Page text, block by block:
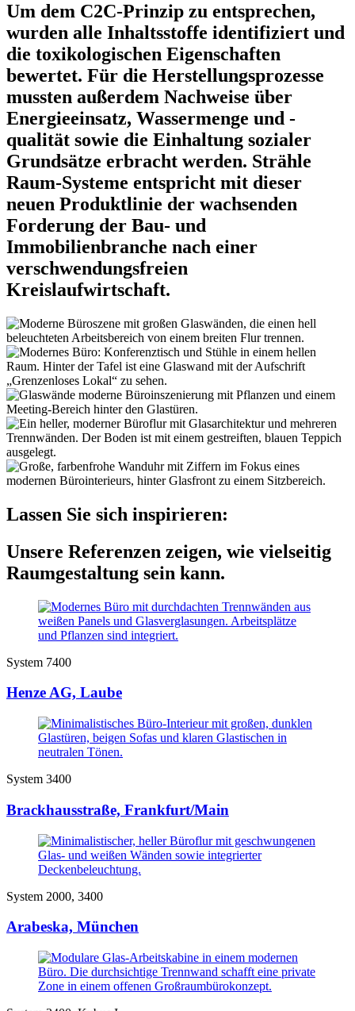
Um dem C2C-Prinzip zu entsprechen,
wurden alle Inhaltsstoffe identifiziert und
die toxikologischen Eigenschaften
bewertet. Für die Herstellungsprozesse
mussten außerdem Nachweise über
Energieeinsatz, Wassermenge und -
qualität sowie die Einhaltung sozialer
Grundsätze erbracht werden. Strähle
Raum-Systeme entspricht mit dieser
neuen Produktlinie der wachsenden
Forderung der Bau- und
Immobilienbranche nach einer
verschwendungsfreien
Kreislaufwirtschaft.
Lassen Sie sich inspirieren:
Unsere Referenzen zeigen, wie vielseitig
Raumgestaltung sein kann.
System 7400
Henze AG, Laube
System 3400
Brackhausstraße, Frankfurt/Main
System 2000, 3400
Arabeska, München